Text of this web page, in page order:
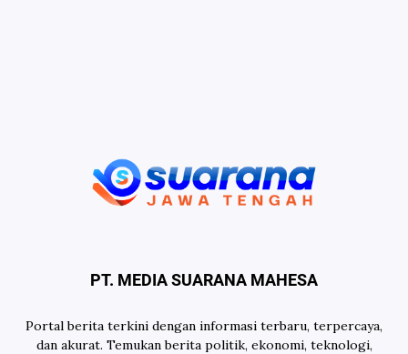
PT. MEDIA SUARANA MAHESA
Portal berita terkini dengan informasi terbaru, terpercaya,
dan akurat. Temukan berita politik, ekonomi, teknologi,